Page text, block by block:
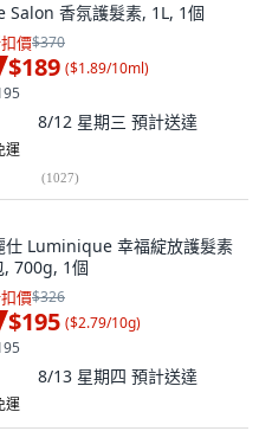
Salon 香氛護髮素, 1L, 1個
價$370
$189 ($1.89/10ml)
8/12 星期三 預計送達
運
(1027)
仕 Luminique 幸福綻放護髮素
, 700g, 1個
價$326
$195 ($2.79/10g)
8/13 星期四 預計送達
運